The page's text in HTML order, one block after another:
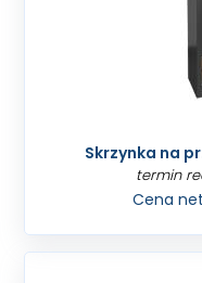
Skrzynka na
termin
Cena